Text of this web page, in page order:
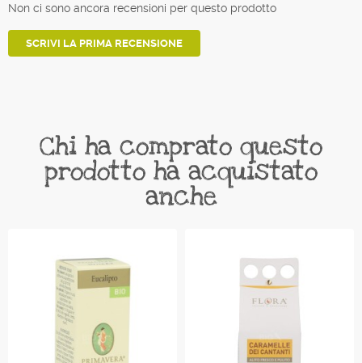
Non ci sono ancora recensioni per questo prodotto
SCRIVI LA PRIMA RECENSIONE
Chi ha comprato questo
prodotto ha acquistato
anche